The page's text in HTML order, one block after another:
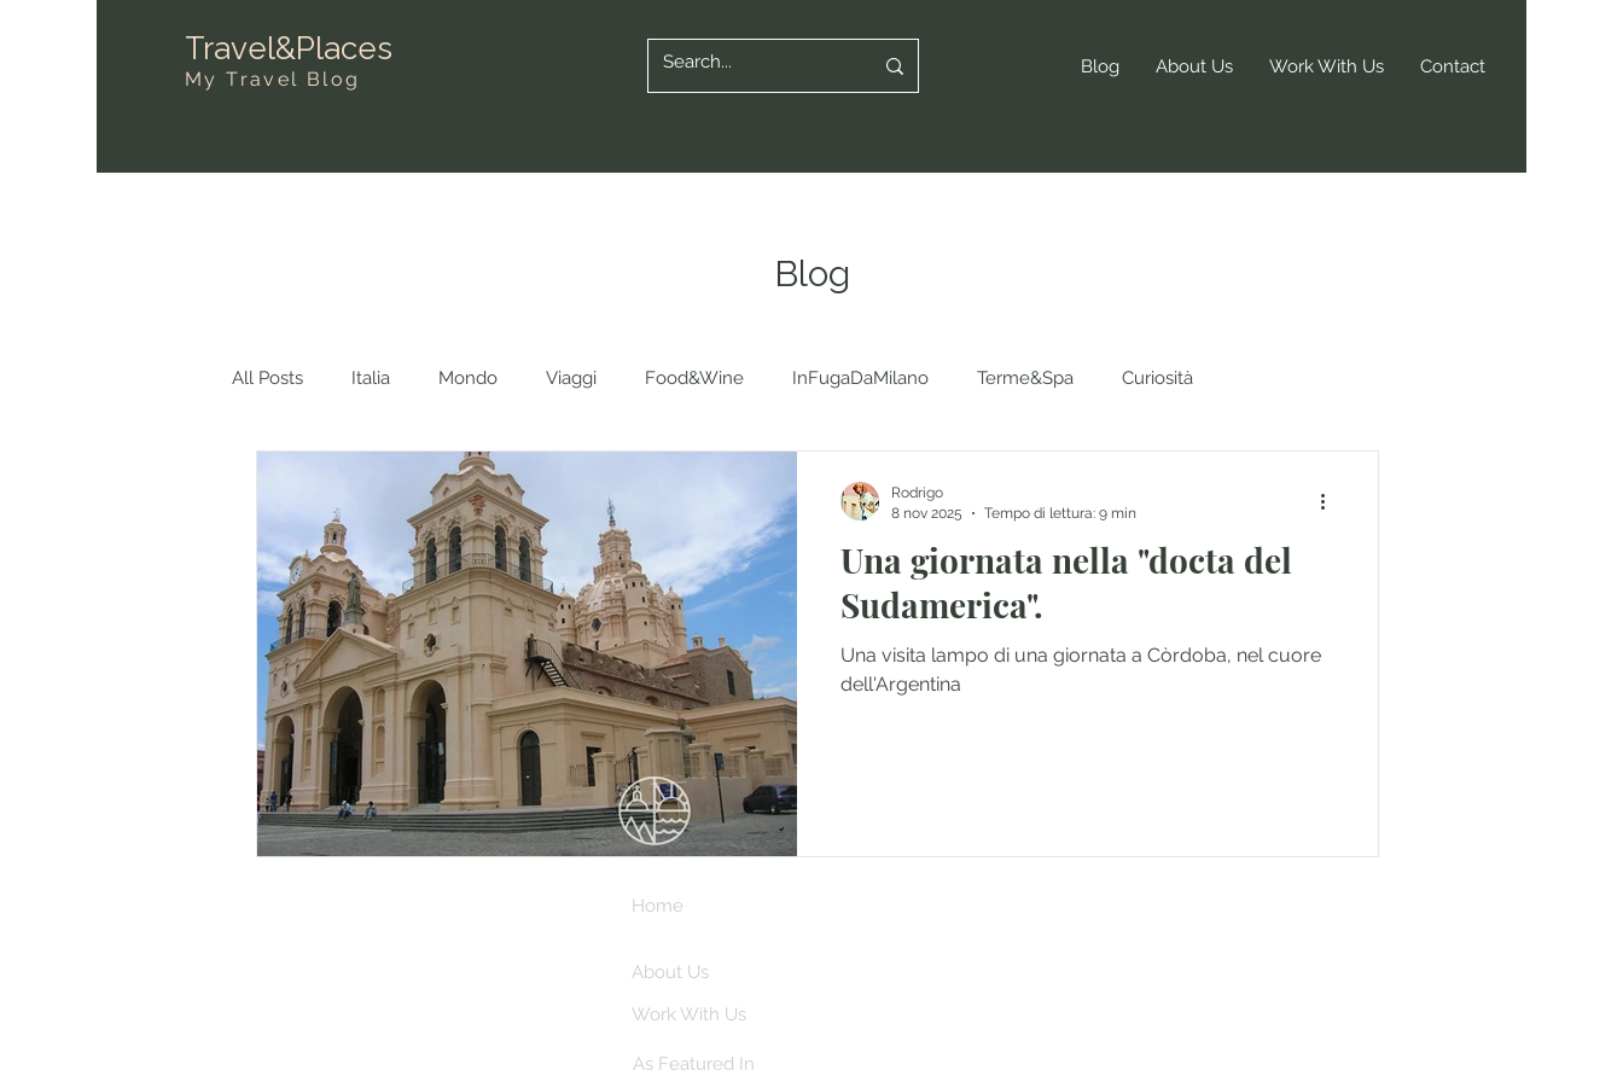
Travel&Places
My Travel Blog
Blog About Us Work With Us Contact
Blog
All Posts Italia Mondo Viaggi Food&Wine InFugaDaMilano Terme&Spa Curiosità
Una giornata nella "docta del
Sudamerica".
Una visita lampo di una giornata a Còrdoba, nel cuore
dell'Argentina
Rodrigo
8 nov 2025
Tempo di lettura: 9 min
Home
About Us
Work With Us
As Featured In